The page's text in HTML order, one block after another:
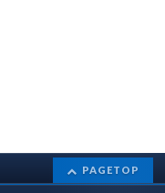
PAGETOP